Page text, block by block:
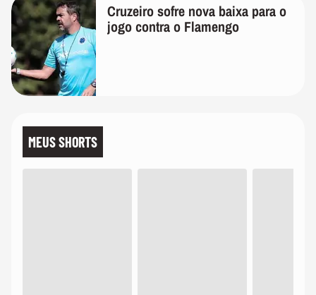
Cruzeiro sofre nova baixa para o
jogo contra o Flamengo
MEUS SHORTS